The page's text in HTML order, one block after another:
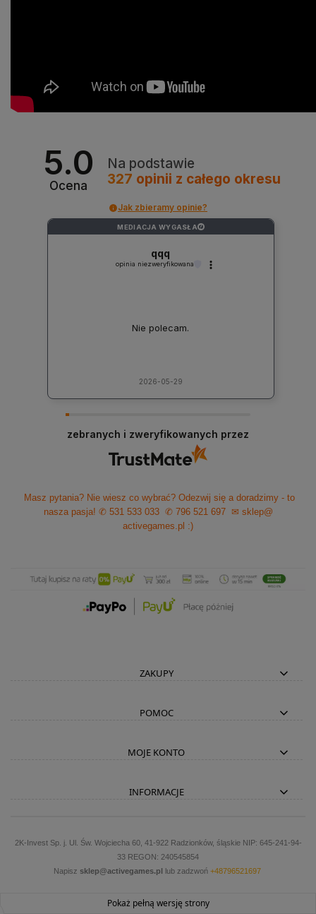
5.0
Ocena
Na podstawie
327 opinii z całego okresu
Jak zbieramy opinie?
MEDIACJA WYGASŁA ?
qqq
opinia niezweryfikowana
Nie polecam.
2026-05-29
zebranych i zweryfikowanych przez
Masz pytania? Nie wiesz co wybrać? Odezwij się a doradzimy - to
nasza pasja! ✆ 531 533 033 ✆ 796 521 697
✉ sklep@
activegames.pl :)
ZAKUPY
POMOC
MOJE KONTO
INFORMACJE
2K-Invest Sp. j. Ul. Św. Wojciecha 60, 41-922 Radzionków, śląskie NIP: 645-241-94-
33 REGON: 240545854
Napisz sklep@activegames.pl lub zadzwoń +48796521697
Pokaż pełną wersję strony